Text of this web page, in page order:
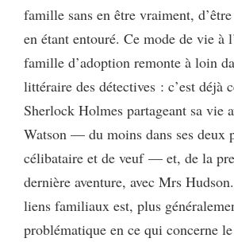
famille sans en être vraiment,
en étant entouré. Ce mode de vie à
famille d’adoption remonte à loin
littéraire des détectives : c’est déjà
Sherlock Holmes partageant sa vie
Watson — du moins dans ses deux
célibataire et de veuf — et, de la
dernière aventure, avec Mrs
liens familiaux est, plus
problématique en ce qui concerne